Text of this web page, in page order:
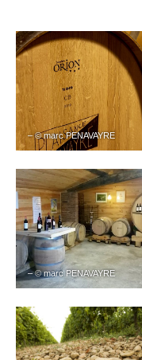
– © marc PENAVAYRE
– © marc PENAVAYRE